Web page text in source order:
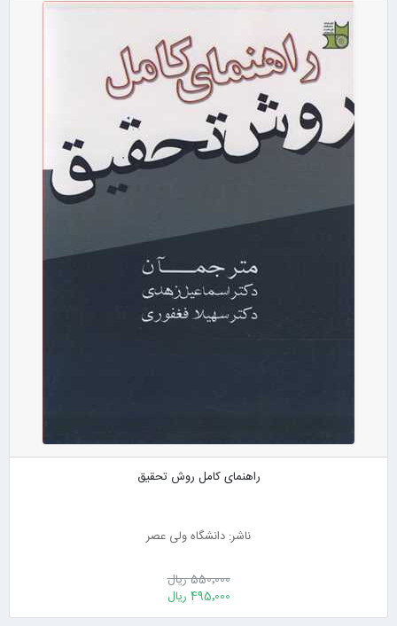
راهنمای کامل روش تحقیق
ناشر: دانشگاه ولی عصر
550٬000 ریال
495٬000 ریال